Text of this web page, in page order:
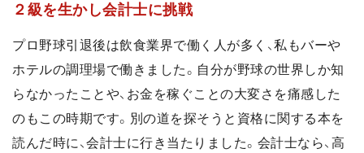
２級を生かし会計士に挑戦
プロ野球引退後は飲食業界で働く人が多く、私もバーや
ホテルの調理場で働きました。自分が野球の世界しか知
らなかったことや、お金を稼ぐことの大変さを痛感した
のもこの時期です。別の道を探そうと資格に関する本を
読んだ時に、会計士に行き当たりました。会計士なら、高